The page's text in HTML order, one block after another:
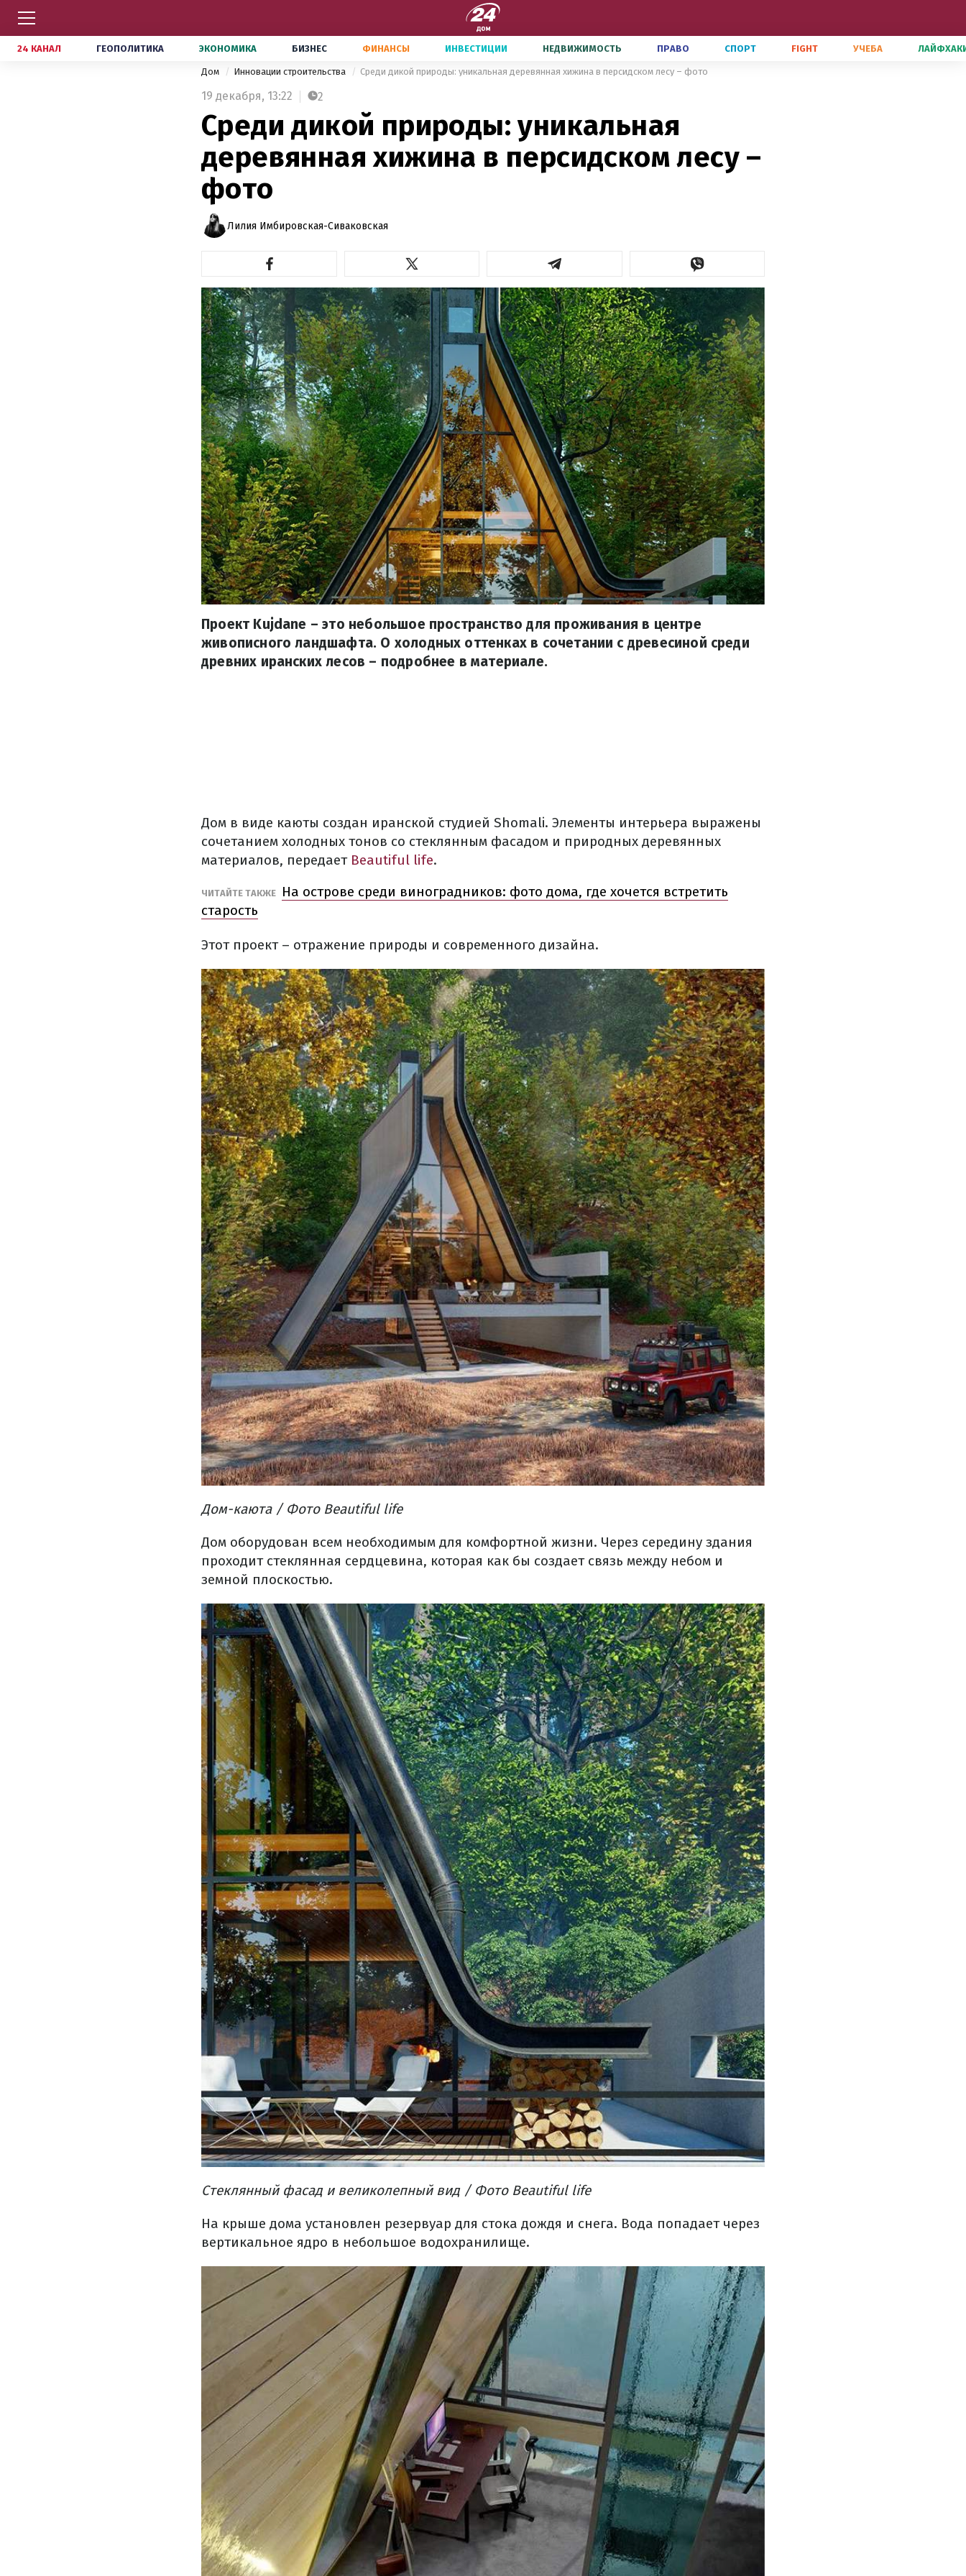
24 КАНАЛ ГЕОПОЛИТИКА ЭКОНОМИКА БИЗНЕС ФИНАНСЫ ИНВЕСТИЦИИ НЕДВИЖИМОСТЬ ПРАВО СПОРТ FIGHT УЧЕБА
Дом Инновации строительства Среди дикой природы: уникальная деревянная хижина в персидском лесу – фото
19 декабря, 13:22 2
Среди дикой природы: уникальная
деревянная хижина в персидском лесу –
фото
Лилия Имбировская-Сиваковская
Проект Kujdane – это небольшое пространство для проживания в центре
живописного ландшафта. О холодных оттенках в сочетании с древесиной среди
древних иранских лесов – подробнее в материале.
Дом в виде каюты создан иранской студией Shomali. Элементы интерьера выражены
сочетанием холодных тонов со стеклянным фасадом и природных деревянных
материалов, передает Beautiful life.
ЧИТАЙТЕ ТАКЖЕ
На острове среди виноградников: фото дома, где хочется встретить
старость
Этот проект – отражение природы и современного дизайна.
Дом-каюта / Фото Beautiful life
Дом оборудован всем необходимым для комфортной жизни. Через середину здания
проходит стеклянная сердцевина, которая как бы создает связь между небом и
земной плоскостью.
Стеклянный фасад и великолепный вид / Фото Beautiful life
На крыше дома установлен резервуар для стока дождя и снега. Вода попадает через
вертикальное ядро в небольшое водохранилище.